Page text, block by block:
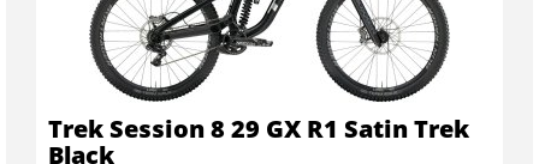
Trek Session 8 29 GX R1 Satin Trek
Black